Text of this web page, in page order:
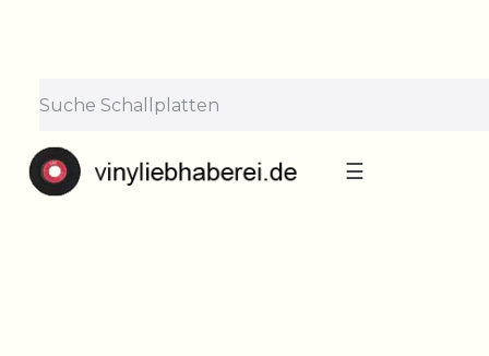
Bestellungen nehmen wir gerne entgegen —
der Versand startet wieder ab Montag, 31.
☰